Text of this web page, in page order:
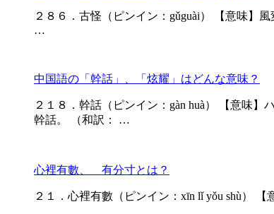
２８６．古怪（ピンイン：gǔguài） 【意味】
…
中国語の「幹話」、「炫耀」はどんな意味？
２１８．幹話（ピンイン：gàn huà） 【意味
幹話。 （和訳： …
心裡有數、 有分寸とは？
２１．心裡有數（ピンイン：xīn lǐ yǒu shù）